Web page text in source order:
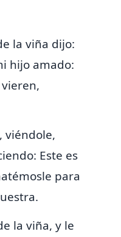
la viña dijo:
hijo amado:
viéndole,
Este es
para
la viña, y le